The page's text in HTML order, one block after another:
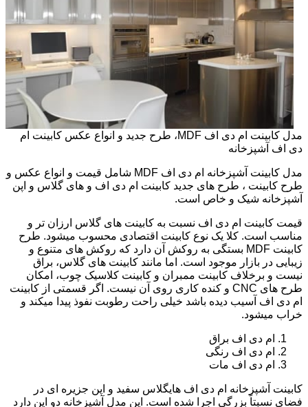
مدل کابینت ام دی اف MDF، طرح جدید و انواع عکس کابینت ام
دی اف آشپزخانه
مدل کابینت آشپزخانه ام دی اف MDF شامل قیمت و انواع عکس و
طرح کابینت ، طرح های جدید کابینت ام دی اف و های گلاس و اپن
آشپزخانه شیک و خاص است.
قیمت کابینت ام دی اف نسبت به کابینت های گلاس ارزان تر و
مناسب است. کلا یک نوع کابینت اقتصادی محسوب میشود. طرح
کابینت MDF بستگی به روکش آن دارد که روکش های متنوع و
زیبایی در بازار موجود است. اما مانند کابینت های گلاس، براق
نیست و برخلاف کابینت ممبران و کابینت کلاسیک چوب، امکان
طرح های CNC و کنده کاری روی آن نیست. اگر قسمتی از کابینت
ام دی اف آسیب دیده باشد خیلی راحت رطوبت نفوذ پیدا میکند و
خراب میشود.
ام دی اف براق
ام دی اف رنگی
ام دی اف مات
کابینت آشپزخانه ام دی اف هایگلاس سفید و اپن جزیره ای در
فضای نسبتاً بزرگی اجرا شده است. این مدل آشپزخانه دو اپن دارد